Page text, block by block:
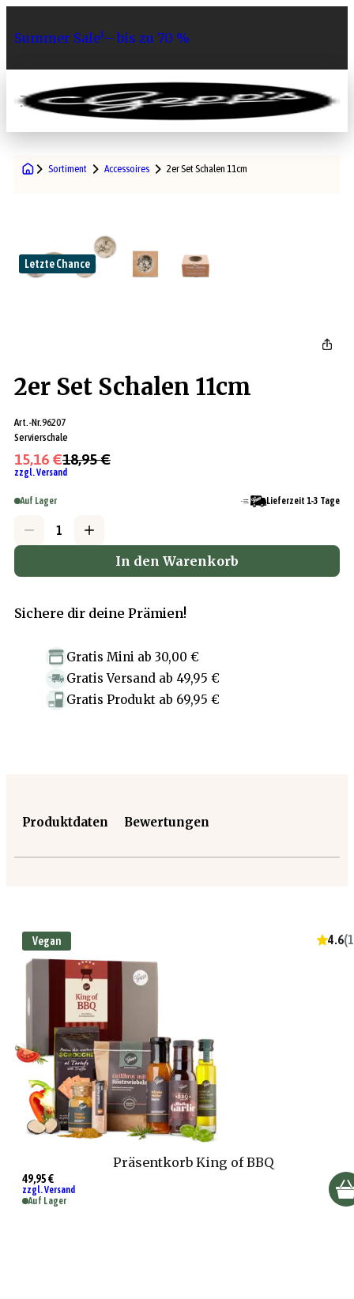
Summer Sale¹– bis zu 70 %
0
Sortiment Accessoires 2er Set Schalen 11cm
Letzte Chance
2er Set Schalen 11cm
Art.-Nr.96207
Servierschale
15,16 €18,95 €
zzgl. Versand
Auf Lager Lieferzeit 1-3 Tage
In den Warenkorb
Sichere dir deine Prämien!
Gratis Mini ab 30,00 €
Gratis Versand ab 49,95 €
Gratis Produkt ab 69,95 €
Produktdaten Bewertungen
Vegan 4.6(
Präsentkorb King of BBQ
49,95 €
zzgl. Versand
Auf Lager